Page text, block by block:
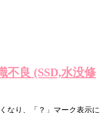
不良 (SSD,水没修
なり、「？」マーク表示に